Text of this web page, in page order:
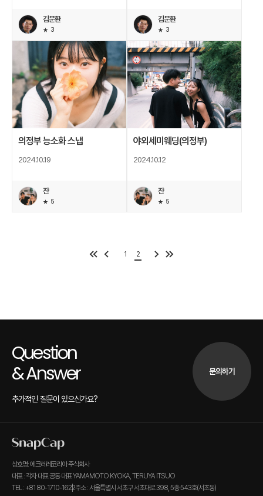
김문환
3
김문환
3
의정부 능소화 스냅
2024.10.19
쟌
5
야외세미웨딩(의정부)
2024.10.12
쟌
5
1 2
Question
& Answer
추가적인 질문이 있으신가요?
문의하기
상호명: 에크레레코리아 주식회사
대표 : 각자 대표 공동 대표 YAMAMOTO KYOKA, TERUYA ITSUO
TEL : +81 80-1710-1622주소 : 서울특별시 서초구 서초대로 398, 5층 543호(서초동)